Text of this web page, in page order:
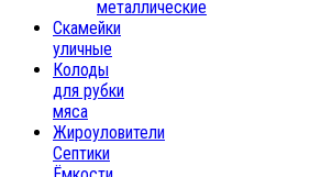
металлические
Скамейки
уличные
Колоды
для рубки
мяса
Жироуловители
Септики